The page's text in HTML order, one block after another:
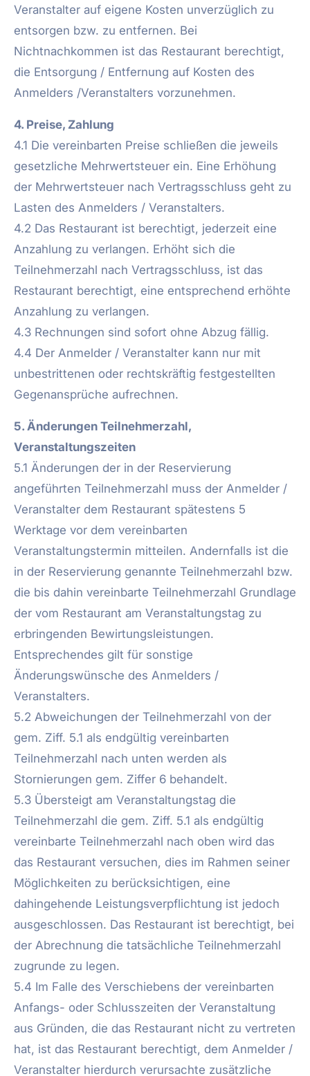
Veranstalter auf eigene Kosten unverzüglich zu
entsorgen bzw. zu entfernen. Bei
Nichtnachkommen ist das Restaurant berechtigt,
die Entsorgung / Entfernung auf Kosten des
Anmelders /Veranstalters vorzunehmen.
4. Preise, Zahlung
4.1 Die vereinbarten Preise schließen die jeweils
gesetzliche Mehrwertsteuer ein. Eine Erhöhung
der Mehrwertsteuer nach Vertragsschluss geht zu
Lasten des Anmelders / Veranstalters.
4.2 Das Restaurant ist berechtigt, jederzeit eine
Anzahlung zu verlangen. Erhöht sich die
Teilnehmerzahl nach Vertragsschluss, ist das
Restaurant berechtigt, eine entsprechend erhöhte
Anzahlung zu verlangen.
4.3 Rechnungen sind sofort ohne Abzug fällig.
4.4 Der Anmelder / Veranstalter kann nur mit
unbestrittenen oder rechtskräftig festgestellten
Gegenansprüche aufrechnen.
5. Änderungen Teilnehmerzahl,
Veranstaltungszeiten
5.1 Änderungen der in der Reservierung
angeführten Teilnehmerzahl muss der Anmelder /
Veranstalter dem Restaurant spätestens 5
Werktage vor dem vereinbarten
Veranstaltungstermin mitteilen. Andernfalls ist die
in der Reservierung genannte Teilnehmerzahl bzw.
die bis dahin vereinbarte Teilnehmerzahl Grundlage
der vom Restaurant am Veranstaltungstag zu
erbringenden Bewirtungsleistungen.
Entsprechendes gilt für sonstige
Änderungswünsche des Anmelders /
Veranstalters.
5.2 Abweichungen der Teilnehmerzahl von der
gem. Ziff. 5.1 als endgültig vereinbarten
Teilnehmerzahl nach unten werden als
Stornierungen gem. Ziffer 6 behandelt.
5.3 Übersteigt am Veranstaltungstag die
Teilnehmerzahl die gem. Ziff. 5.1 als endgültig
vereinbarte Teilnehmerzahl nach oben wird das
das Restaurant versuchen, dies im Rahmen seiner
Möglichkeiten zu berücksichtigen, eine
dahingehende Leistungsverpflichtung ist jedoch
ausgeschlossen. Das Restaurant ist berechtigt, bei
der Abrechnung die tatsächliche Teilnehmerzahl
zugrunde zu legen.
5.4 Im Falle des Verschiebens der vereinbarten
Anfangs- oder Schlusszeiten der Veranstaltung
aus Gründen, die das Restaurant nicht zu vertreten
hat, ist das Restaurant berechtigt, dem Anmelder /
Veranstalter hierdurch verursachte zusätzliche